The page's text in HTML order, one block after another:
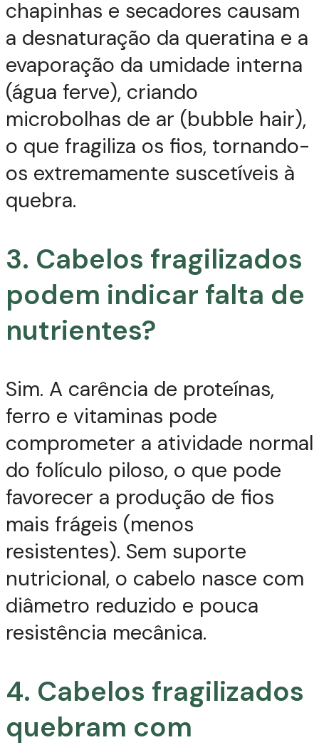
chapinhas e secadores causam
a desnaturação da queratina e a
evaporação da umidade interna
(água ferve), criando
microbolhas de ar (bubble hair),
o que fragiliza os fios, tornando-
os extremamente suscetíveis à
quebra.
3. Cabelos fragilizados
podem indicar falta de
nutrientes?
Sim. A carência de proteínas,
ferro e vitaminas pode
comprometer a atividade normal
do folículo piloso, o que pode
favorecer a produção de fios
mais frágeis (menos
resistentes). Sem suporte
nutricional, o cabelo nasce com
diâmetro reduzido e pouca
resistência mecânica.
4. Cabelos fragilizados
quebram com